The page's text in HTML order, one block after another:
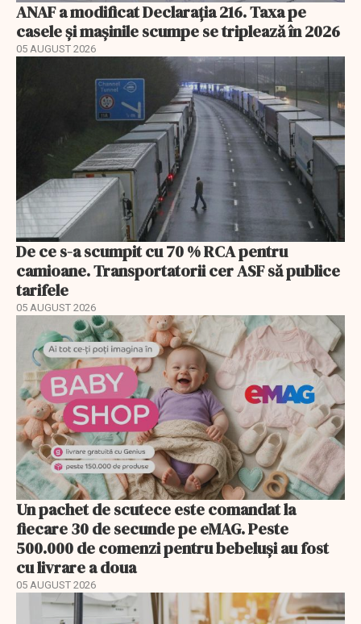
ANAF a modificat Declarația 216. Taxa pe
casele și mașinile scumpe se triplează în 2026
05 AUGUST 2026
De ce s-a scumpit cu 70 % RCA pentru
camioane. Transportatorii cer ASF să publice
tarifele
05 AUGUST 2026
Un pachet de scutece este comandat la
fiecare 30 de secunde pe eMAG. Peste
500.000 de comenzi pentru bebeluși au fost
cu livrare a doua
05 AUGUST 2026